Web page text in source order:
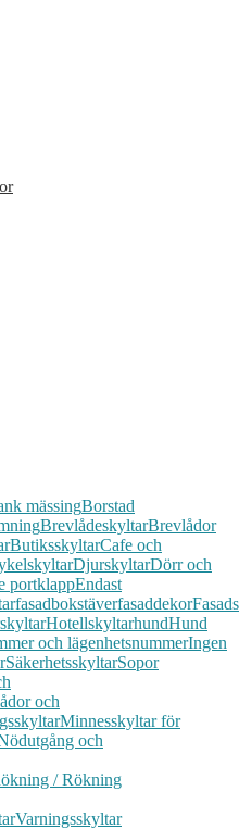
mässingBorstad
BrevlådeskyltarBrevlådor
ButiksskyltarCafe och
DjurskyltarDörr och
portklappEndast
fasadbokstäverfasaddekor
HotellskyltarhundHund
och lägenhetsnummerIngen
SäkerhetsskyltarSopor
och
Minnesskyltar för
och
/ Rökning
Varningsskyltar